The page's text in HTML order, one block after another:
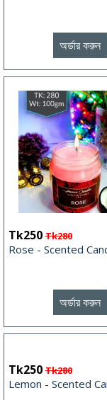
অর্ডার করুন
Tk250 Tk280
অর্ডার করুন
Tk250 Tk280